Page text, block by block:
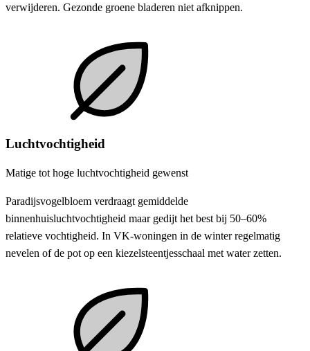
verwijderen. Gezonde groene bladeren niet afknippen.
Luchtvochtigheid
Matige tot hoge luchtvochtigheid gewenst
Paradijsvogelbloem verdraagt gemiddelde
binnenhuisluchtvochtigheid maar gedijt het best bij 50–60%
relatieve vochtigheid. In VK-woningen in de winter regelmatig
nevelen of de pot op een kiezelsteentjesschaal met water zetten.